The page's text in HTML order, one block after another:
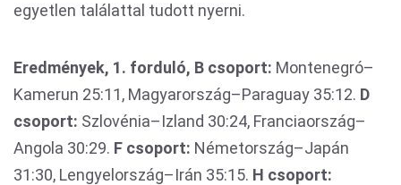
egyetlen találattal tudott nyerni.
Eredmények, 1. forduló, B csoport: Montenegró–
Kamerun 25:11, Magyarország–Paraguay 35:12. D
csoport: Szlovénia–Izland 30:24, Franciaország–
Angola 30:29. F csoport: Németország–Japán
31:30, Lengyelország–Irán 35:15. H csoport: